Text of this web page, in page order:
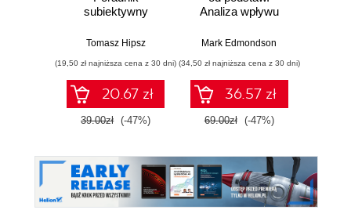
subiektywny
Tomasz Hipsz
(19,50 zł najniższa cena z 30 dni)
20.67 zł
39.00zł (-47%)
Analiza wpływu
wyznaczanie
Mark Edmondson
(34,50 zł najniższa cena z 30 dni)
36.57 zł
69.00zł (-47%)